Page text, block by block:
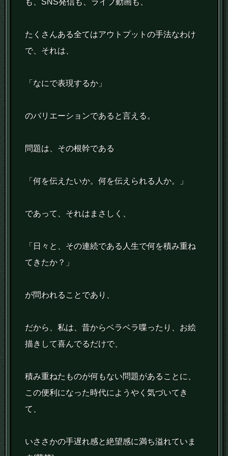
たくさんある全てはアウトプットの手法なわけ
で、それは、
「なにで表現するか」
のバリエーションであると言える。
問題は、その根幹である
「何を伝えたいか。何を伝えられる人か。」
であって、それはまさしく、
「日々と、その連続である人生で何を積み重ね
てきたか？」
が問われることであり、
だから、私は、昔からベラベラ喋ったり、お絵
描きして喜んでるだけで、
積み重ねたものが何もない問題があることに、
この便利になった時代にようやく気づいてき
て、
いささかの手遅れ感と絶望感に満ち溢れていま